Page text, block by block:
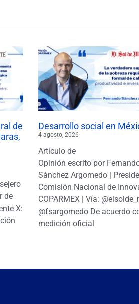
de
de
X:
Desarrollo social en
4 agosto, 2026
Artículo de
Opinión escrito por
Sánchez Argomedo |
Comisión Nacional de
COPARMEX | Vía:
@fsargomedo De acuerdo
medición oficial